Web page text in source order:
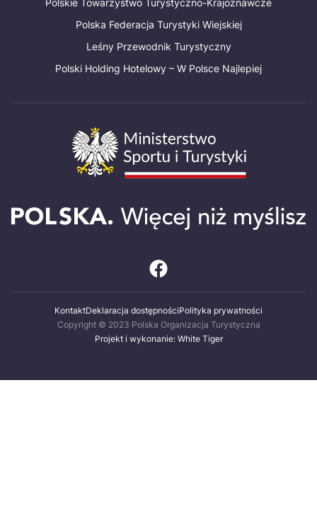
Polskie Towarzystwo Turystyczno-Krajoznawcze
Polska Federacja Turystyki Wiejskiej
Leśny Przewodnik Turystyczny
Polski Holding Hotelowy – W Polsce Najlepiej
KontaktDeklaracja dostępnościPolityka prywatności
Copyright © 2023 Polska Organizacja Turystyczna
Projekt i wykonanie: White Tiger